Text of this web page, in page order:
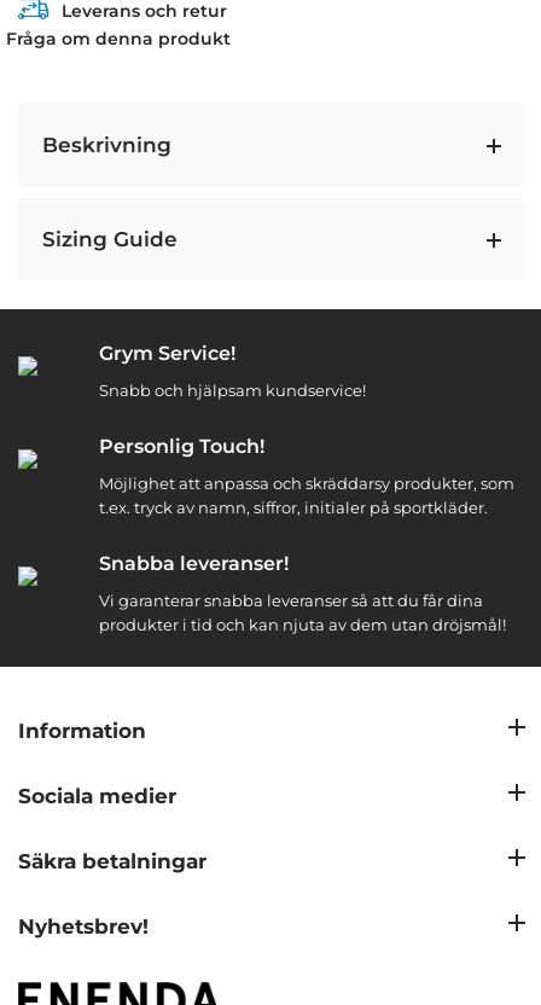
Leverans och retur
Fråga om denna produkt
Beskrivning
Sizing Guide
Grym Service!
Snabb och hjälpsam kundservice!
Personlig Touch!
Möjlighet att anpassa och skräddarsy produkter, som
t.ex. tryck av namn, siffror, initialer på sportkläder.
Snabba leveranser!
Vi garanterar snabba leveranser så att du får dina
produkter i tid och kan njuta av dem utan dröjsmål!
Information
Sociala medier
Säkra betalningar
Nyhetsbrev!